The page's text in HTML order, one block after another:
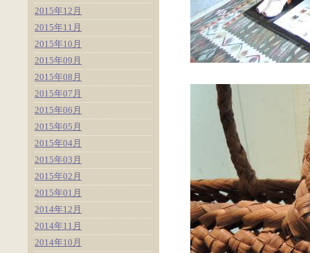
2015年12月
2015年11月
2015年10月
2015年09月
2015年08月
2015年07月
2015年06月
2015年05月
2015年04月
2015年03月
2015年02月
2015年01月
2014年12月
2014年11月
2014年10月